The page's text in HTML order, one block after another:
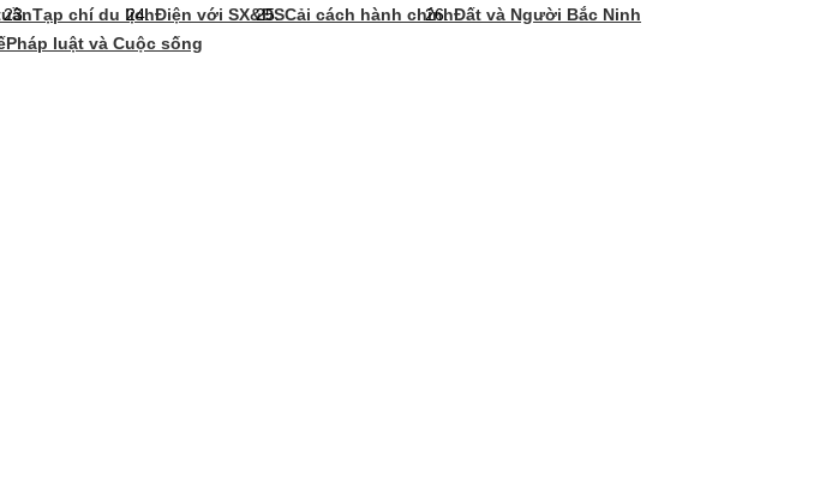
Tạp chí du lịchĐiện với SX&ĐSCải cách hành chínhĐất và Người Bắc Ninh
Pháp luật và Cuộc sống